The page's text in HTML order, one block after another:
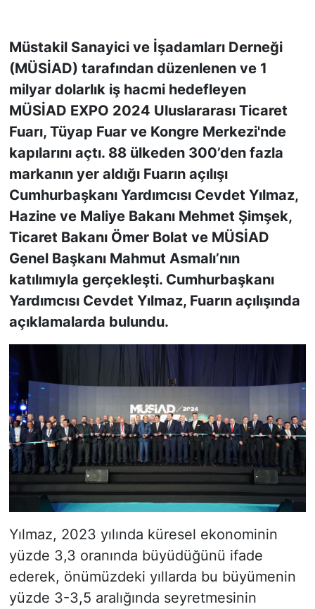
Müstakil Sanayici ve İşadamları Derneği
(MÜSİAD) tarafından düzenlenen ve 1
milyar dolarlık iş hacmi hedefleyen
MÜSİAD EXPO 2024 Uluslararası Ticaret
Fuarı, Tüyap Fuar ve Kongre Merkezi'nde
kapılarını açtı. 88 ülkeden 300’den fazla
markanın yer aldığı Fuarın açılışı
Cumhurbaşkanı Yardımcısı Cevdet Yılmaz,
Hazine ve Maliye Bakanı Mehmet Şimşek,
Ticaret Bakanı Ömer Bolat ve MÜSİAD
Genel Başkanı Mahmut Asmalı’nın
katılımıyla gerçekleşti. Cumhurbaşkanı
Yardımcısı Cevdet Yılmaz, Fuarın açılışında
açıklamalarda bulundu.
Yılmaz, 2023 yılında küresel ekonominin
yüzde 3,3 oranında büyüdüğünü ifade
ederek, önümüzdeki yıllarda bu büyümenin
yüzde 3-3,5 aralığında seyretmesinin
KONGRE TAKVİMİ
RÖPORTAJLAR
BİYOGRAFİLER